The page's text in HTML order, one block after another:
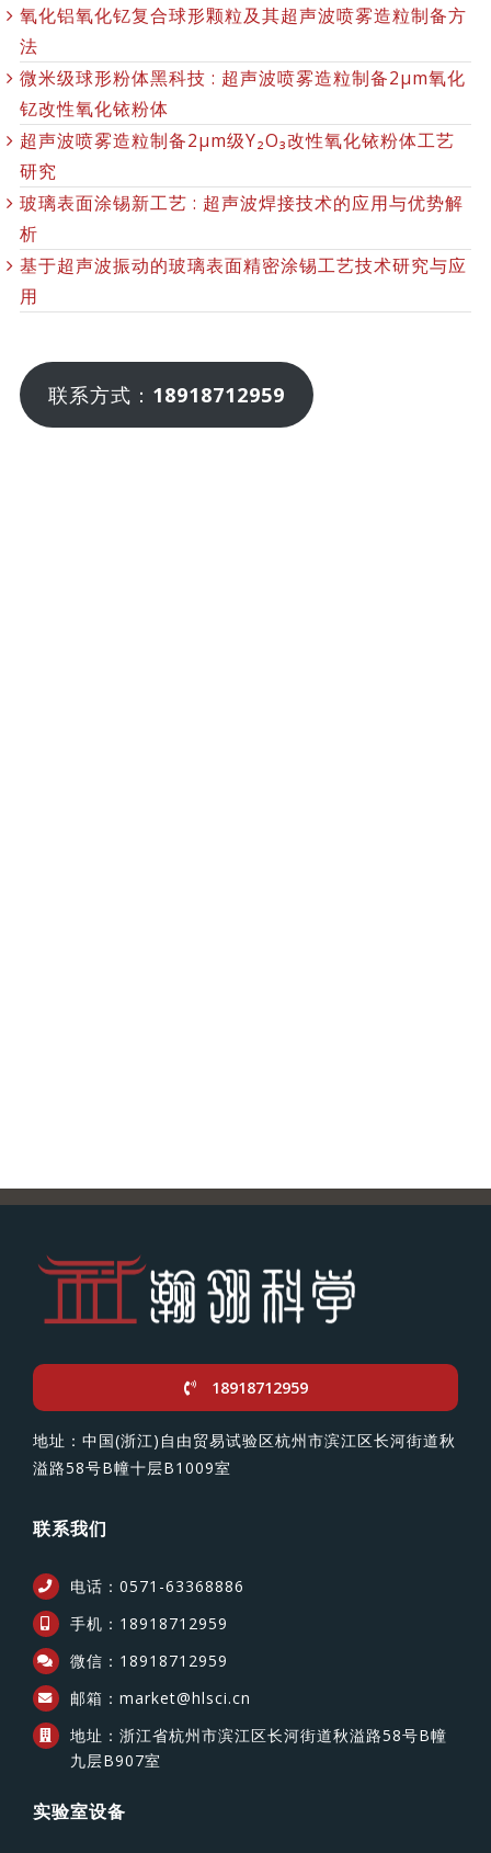
氧化铝氧化钇复合球形颗粒及其超声波喷雾造粒制备方
法
微米级球形粉体黑科技 : 超声波喷雾造粒制备2μm氧化
钇改性氧化铱粉体
超声波喷雾造粒制备2μm级Y₂O₃改性氧化铱粉体工艺
研究
玻璃表面涂锡新工艺 : 超声波焊接技术的应用与优势解
析
基于超声波振动的玻璃表面精密涂锡工艺技术研究与应
用
联系方式： 18918712959
18918712959
地址：中国(浙江)自由贸易试验区杭州市滨江区长河街道秋
溢路58号B幢十层B1009室
联系我们
电话：0571-63368886
手机：18918712959
微信：18918712959
邮箱：market@hlsci.cn
地址：浙江省杭州市滨江区长河街道秋溢路58号B幢
九层B907室
实验室设备